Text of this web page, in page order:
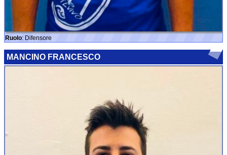
Ruolo: Difensore
MANCINO FRANCESCO